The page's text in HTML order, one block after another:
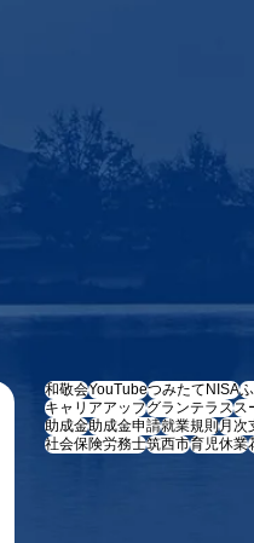
和敬会YouTubeつみたてNISA
キャリアアップグランテラスス
助成金助成金申請就業規則月次
社会保険労務士筑西市育児休業